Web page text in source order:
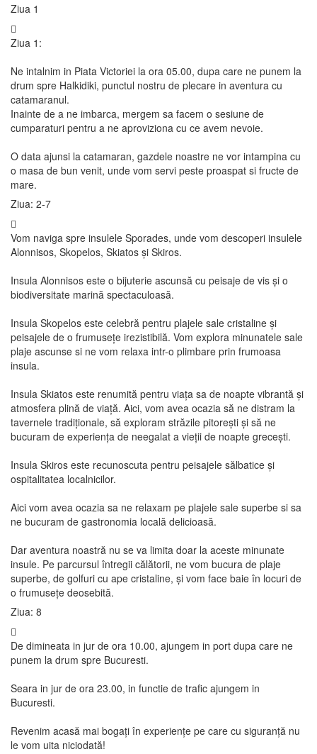
Ziua 1
Ziua 1:
Ne intalnim in Piata Victoriei la ora 05.00, dupa care ne punem la
drum spre Halkidiki, punctul nostru de plecare in aventura cu
catamaranul.
Inainte de a ne imbarca, mergem sa facem o sesiune de
cumparaturi pentru a ne aproviziona cu ce avem nevoie.
O data ajunsi la catamaran, gazdele noastre ne vor intampina cu
o masa de bun venit, unde vom servi peste proaspat si fructe de
mare.
Ziua: 2-7
Vom naviga spre insulele Sporades, unde vom descoperi insulele
Alonnisos, Skopelos, Skiatos și Skiros.
Insula Alonnisos este o bijuterie ascunsă cu peisaje de vis și o
biodiversitate marină spectaculoasă.
Insula Skopelos este celebră pentru plajele sale cristaline și
peisajele de o frumusețe irezistibilă. Vom explora minunatele sale
plaje ascunse si ne vom relaxa intr-o plimbare prin frumoasa
insula.
Insula Skiatos este renumită pentru viața sa de noapte vibrantă și
atmosfera plină de viață. Aici, vom avea ocazia să ne distram la
tavernele tradiționale, să exploram străzile pitorești și să ne
bucuram de experiența de neegalat a vieții de noapte grecești.
Insula Skiros este recunoscuta pentru peisajele sălbatice și
ospitalitatea localnicilor.
Aici vom avea ocazia sa ne relaxam pe plajele sale superbe si sa
ne bucuram de gastronomia locală delicioasă.
Dar aventura noastră nu se va limita doar la aceste minunate
insule. Pe parcursul întregii călătorii, ne vom bucura de plaje
superbe, de golfuri cu ape cristaline, și vom face baie în locuri de
o frumusețe deosebită.
Ziua: 8
De dimineata in jur de ora 10.00, ajungem in port dupa care ne
punem la drum spre Bucuresti.
Seara in jur de ora 23.00, in functie de trafic ajungem in
Bucuresti.
Revenim acasă mai bogați în experiențe pe care cu siguranță nu
le vom uita niciodată!